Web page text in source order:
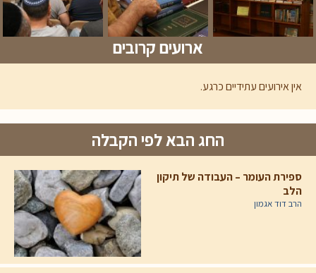
ארועים קרובים
אין אירועים עתידיים כרגע.
החג הבא לפי הקבלה
ספירת העומר – העבודה של תיקון
הלב
הרב דוד אגמון